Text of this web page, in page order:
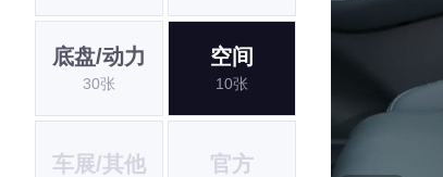
底盘/动力
30张
空间
10张
车展/其他 官方